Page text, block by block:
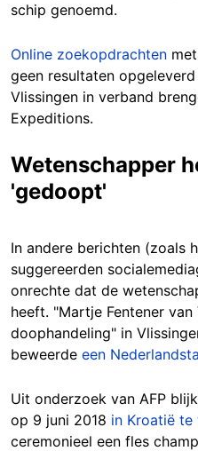
schip genoemd.
Online zoekopdrachten
geen resultaten
Vlissingen in verband
Expeditions.
Wetenschapper
'gedoopt'
In andere berichten (zoals
suggereerden
onrechte dat de
heeft. "Martje Fentener
doophandeling" in
beweerde een
Uit onderzoek van AFP
op 9 juni 2018 in Kroatië
ceremonieel een fles